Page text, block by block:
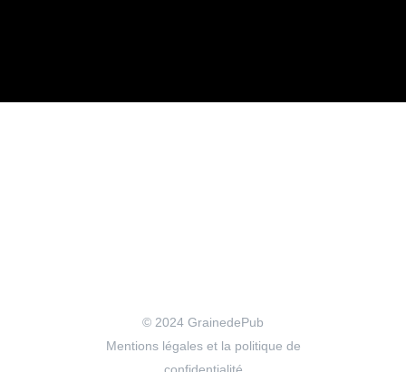
© 2024 GrainedePub
Mentions légales et la politique de
confidentialité